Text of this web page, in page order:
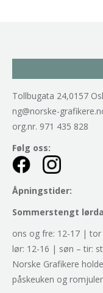
Tollbugata 24,0157
ng@norske-
org.nr. 971 435 828
Følg oss:
Åpningstider:
Sommerstengt
ons og fre: 12-17 | tor
lør: 12-16 | søn – tir:
Norske Grafikere
påskeuken og